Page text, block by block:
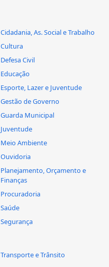
Cidadania, As. Social e Trabalho
Cultura
Defesa Civil
Educação
Esporte, Lazer e Juventude
Gestão de Governo
Guarda Municipal
Juventude
Meio Ambiente
Ouvidoria
Planejamento, Orçamento e
Finanças
Procuradoria
Saúde
Segurança
Transporte e Trânsito